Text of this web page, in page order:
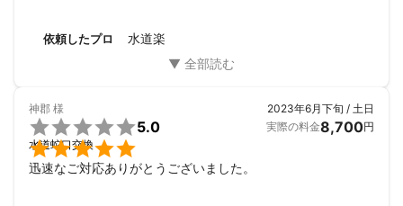
依頼したプロ 水道楽
神郡 様


5.0
水道蛇口交換
2023年6月下旬 / 土日
実際の料金8,700円
迅速なご対応ありがとうございました。